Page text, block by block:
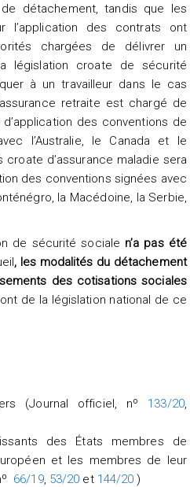
détachement, tandis que les
l’application des contrats ont
chargées de délivrer un
législation croate de sécurité
à un travailleur dans le cas
retraite est chargé de
des conventions de
l’Australie, le Canada et le
d’assurance maladie sera
des conventions signées avec
la Macédoine, la Serbie,
de sécurité sociale n’a pas été
, les modalités du détachement
des cotisations sociales
de la législation national de ce
(Journal officiel, nº 133/20,
des États membres de
et les membres de leur
66/19, 53/20 et 144/20 )